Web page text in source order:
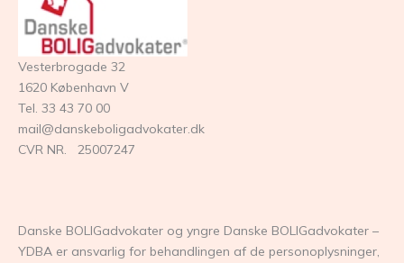
Vesterbrogade 32
1620 København V
Tel. 33 43 70 00
mail@danskeboligadvokater.dk
CVR NR. 25007247
Danske BOLIGadvokater og yngre Danske BOLIGadvokater –
YDBA er ansvarlig for behandlingen af de personoplysninger,